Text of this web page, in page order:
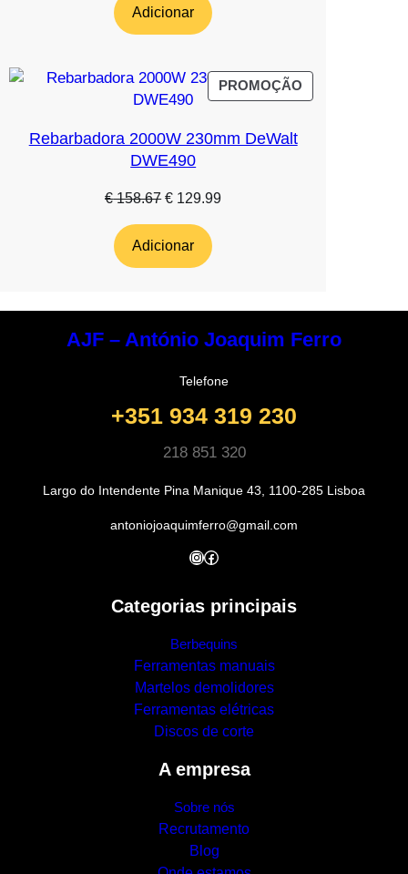
Adicionar
PROMOÇÃO
Rebarbadora 2000W 230mm DeWalt
DWE490
€158.67 O
original
€ 129.99O
Adicionar
AJF – António Joaquim Ferro
Telefone
+351 934 319 230
218 851 320
Largo do Intendente Pina Manique 43, 1100-285 Lisboa
antoniojoaquimferro@gmail.com
InstagramFacebook
Categorias principais
Berbequins
Ferramentas manuais
Martelos demolidores
Ferramentas elétricas
Discos de corte
A empresa
Sobre nós
Recrutamento
Blog